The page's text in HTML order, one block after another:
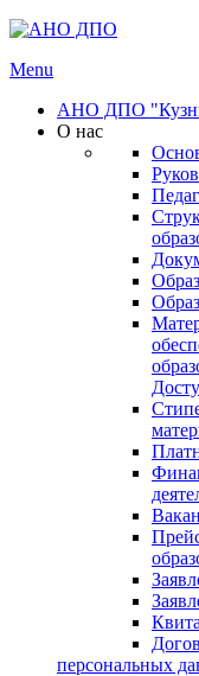
Menu
АНО ДПО
О нас
персональных